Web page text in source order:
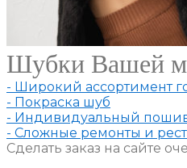
Шубки Вашей
- Широкий ассортимент
- Покраска шуб
- Индивидуальный
- Сложные ремонты и
Сделать заказ на сайте